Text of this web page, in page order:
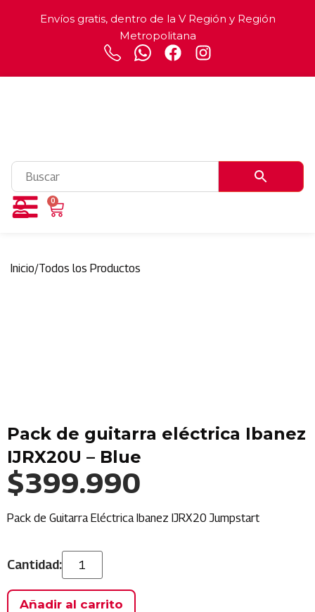
Envíos gratis, dentro de la V Región y Región
Metropolitana
0
Inicio/Todos los Productos
Pack de guitarra eléctrica Ibanez
IJRX20U – Blue
$399.990
Pack de Guitarra Eléctrica Ibanez IJRX20 Jumpstart
Añadir al carrito